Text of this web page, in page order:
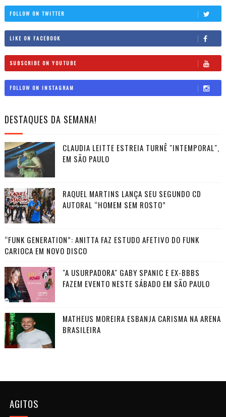
FOLLOW ON TWITTER
LIKE ON FACEBOOK
SUBSCRIBE ON YOUTUBE
FOLLOW ON INSTAGRAM
DESTAQUES DA SEMANA!
CLAUDIA LEITTE ESTREIA TURNÊ "INTEMPORAL",
EM SÃO PAULO
RAQUEL MARTINS LANÇA SEU SEGUNDO CD
AUTORAL “HOMEM SEM ROSTO”
“FUNK GENERATION”: ANITTA FAZ ESTUDO AFETIVO DO FUNK
CARIOCA EM NOVO DISCO
"A USURPADORA" GABY SPANIC E EX-BBBS
FAZEM EVENTO NESTE SÁBADO EM SÃO PAULO
MATHEUS MOREIRA ESBANJA CARISMA NA ARENA
BRASILEIRA
AGITOS